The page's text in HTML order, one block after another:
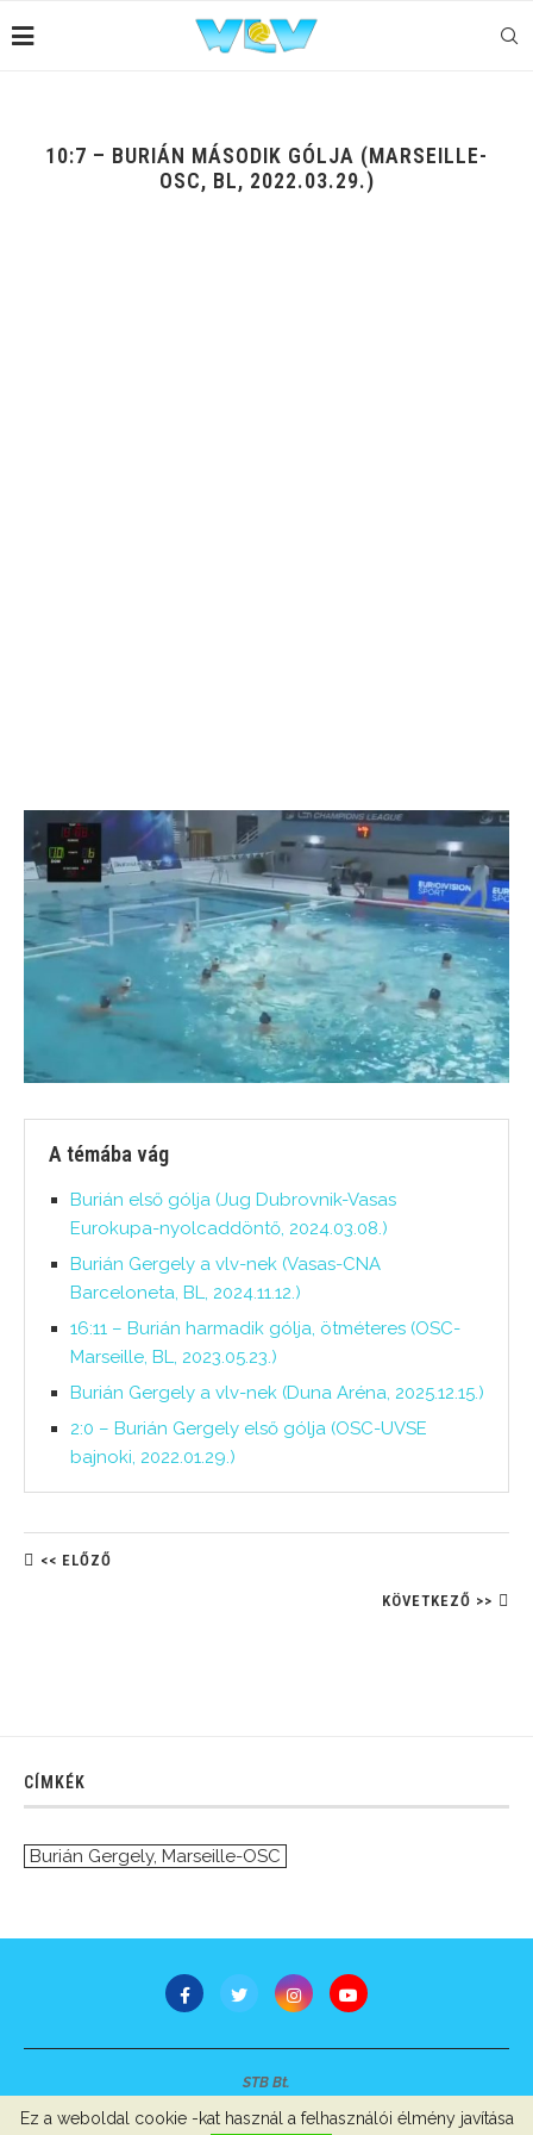
10:7 – BURIÁN MÁSODIK GÓLJA (MARSEILLE-
OSC, BL, 2022.03.29.)
A témába vág
Burián első gólja (Jug Dubrovnik-Vasas
Eurokupa-nyolcaddöntő, 2024.03.08.)
Burián Gergely a vlv-nek (Vasas-CNA
Barceloneta, BL, 2024.11.12.)
16:11 – Burián harmadik gólja, ötméteres (OSC-
Marseille, BL, 2023.05.23.)
Burián Gergely a vlv-nek (Duna Aréna, 2025.12.15.)
2:0 – Burián Gergely első gólja (OSC-UVSE
bajnoki, 2022.01.29.)
<< ELŐZŐ
KÖVETKEZŐ >>
CÍMKÉK
Burián Gergely, Marseille-OSC
STB Bt.
Ez a weboldal cookie -kat használ a felhasználói élmény javítása